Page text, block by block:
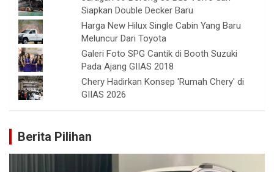
Siapkan Double Decker Baru
Harga New Hilux Single Cabin Yang Baru
Meluncur Dari Toyota
Galeri Foto SPG Cantik di Booth Suzuki
Pada Ajang GIIAS 2018
Chery Hadirkan Konsep 'Rumah Chery' di
GIIAS 2026
Berita Pilihan